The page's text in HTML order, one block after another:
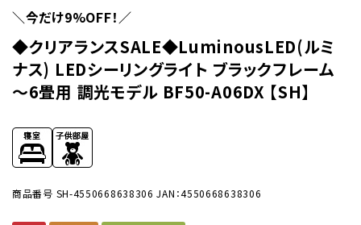
＼今だけ9%OFF！／
◆クリアランスSALE◆LuminousLED(ルミ
ナス) LEDシーリングライト ブラックフレーム
～6畳用 調光モデル BF50-A06DX 【SH】
商品番号 SH-4550668638306 JAN：4550668638306